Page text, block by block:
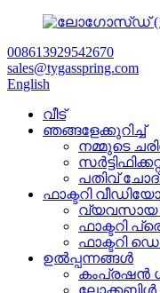
008613929542670
sales@tygasspring.com
English
വീട്
ഞങ്ങളേക്കുറിച്ച്
നമ്മുടെ
പതിവ്
ഫാക്ടറി വീഡിയോ
വ്യവസായ
ഫാക്ടറി
ഫാക്ടറി
ഉൽപ്പന്നങ്ങൾ
കംപ്രഷൻ